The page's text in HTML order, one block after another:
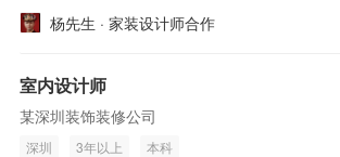
杨先生 · 家装设计师合作
室内设计师
某深圳装饰装修公司
深圳 3年以上 本科